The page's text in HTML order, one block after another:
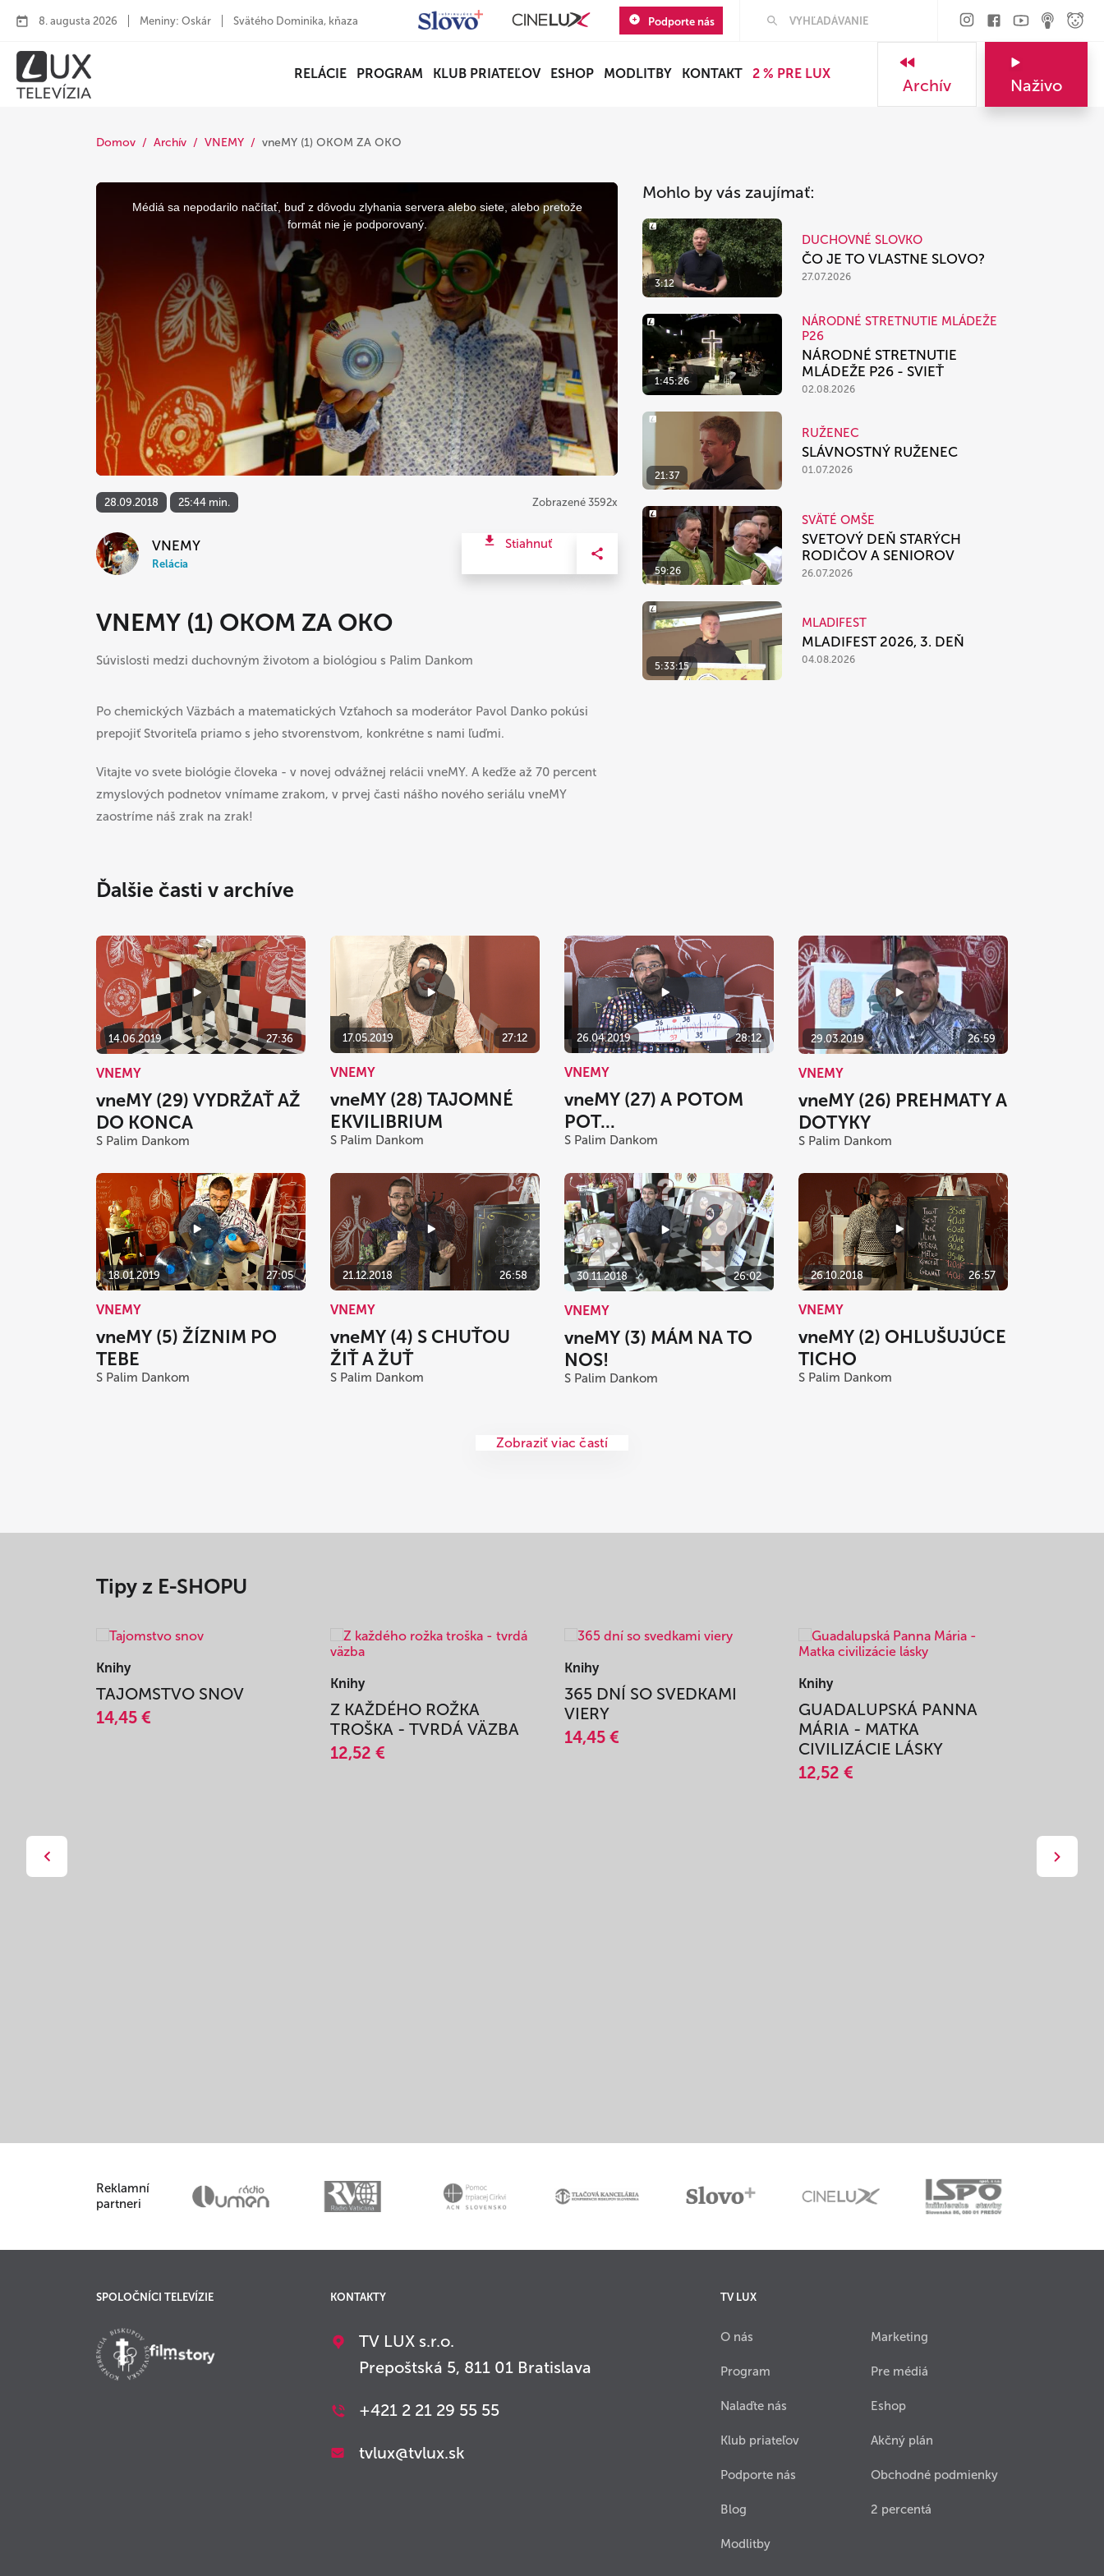
8. augusta 2026 Meniny: Oskár Svätého Dominika, kňaza Podporte nás
RELÁCIE PROGRAM KLUB PRIATEĽOV ESHOP MODLITBY KONTAKT 2 % PRE LUX
Archív Naživo
Domov Archív VNEMY vneMY (1) OKOM ZA OKO
This
Médiá sa nepodarilo načítať, buď z dôvodu zlyhania servera alebo siete, alebo pretože
formát nie je podporovaný.
28.09.2018 25:44 min. Zobrazené 3592x
VNEMY
Relácia
Stiahnuť
VNEMY (1) OKOM ZA OKO
Súvislosti medzi duchovným životom a biológiou s Palim Dankom
Po chemických Väzbách a matematických Vzťahoch sa moderátor Pavol Danko pokúsi
prepojiť Stvoriteľa priamo s jeho stvorenstvom, konkrétne s nami ľuďmi.
Vitajte vo svete biológie človeka - v novej odvážnej relácii vneMY. A keďže až 70 percent
zmyslových podnetov vnímame zrakom, v prvej časti nášho nového seriálu vneMY
zaostríme náš zrak na zrak!
Mohlo by vás zaujímať:
3:12
DUCHOVNÉ SLOVKO
ČO JE TO VLASTNE SLOVO?
27.07.2026
1:45:26
NÁRODNÉ STRETNUTIE MLÁDEŽE
P26
NÁRODNÉ STRETNUTIE
MLÁDEŽE P26 - SVIEŤ
02.08.2026
21:37
RUŽENEC
SLÁVNOSTNÝ RUŽENEC
01.07.2026
59:26
SVÄTÉ OMŠE
SVETOVÝ DEŇ STARÝCH
RODIČOV A SENIOROV
26.07.2026
5:33:15
MLADIFEST
MLADIFEST 2026, 3. DEŇ
04.08.2026
Ďalšie časti v archíve
14.06.2019 27:36
VNEMY
vneMY (29) VYDRŽAŤ AŽ
DO KONCA
S Palim Dankom
17.05.2019 27:12
VNEMY
vneMY (28) TAJOMNÉ
EKVILIBRIUM
S Palim Dankom
26.04.2019 28:12
VNEMY
vneMY (27) A POTOM
POT...
S Palim Dankom
29.03.2019 26:59
VNEMY
vneMY (26) PREHMATY A
DOTYKY
S Palim Dankom
18.01.2019 27:05
VNEMY
vneMY (5) ŽÍZNIM PO
TEBE
S Palim Dankom
21.12.2018 26:58
VNEMY
vneMY (4) S CHUŤOU
ŽIŤ A ŽUŤ
S Palim Dankom
30.11.2018 26:02
VNEMY
vneMY (3) MÁM NA TO
NOS!
S Palim Dankom
26.10.2018 26:57
VNEMY
vneMY (2) OHLUŠUJÚCE
TICHO
S Palim Dankom
Zobraziť viac častí
Tipy z E-SHOPU
Knihy
TAJOMSTVO SNOV
14,45 €
Knihy
Z KAŽDÉHO ROŽKA
TROŠKA - TVRDÁ VÄZBA
12,52 €
Knihy
365 DNÍ SO SVEDKAMI
VIERY
14,45 €
Knihy
GUADALUPSKÁ PANNA
MÁRIA - MATKA
CIVILIZÁCIE LÁSKY
12,52 €
Reklamní
partneri
SPOLOČNÍCI TELEVÍZIE KONTAKTY
TV LUX s.r.o.
Prepoštská 5, 811 01 Bratislava
+421 2 21 29 55 55
tvlux@tvlux.sk
TV LUX
O nás
Program
Nalaďte nás
Klub priateľov
Podporte nás
Blog
Modlitby
Marketing
Pre médiá
Eshop
Akčný plán
Obchodné podmienky
2 percentá